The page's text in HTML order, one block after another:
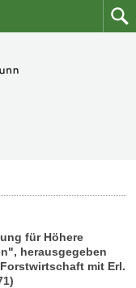
Zum
für Höhere
herausgegeben
mit Erl.